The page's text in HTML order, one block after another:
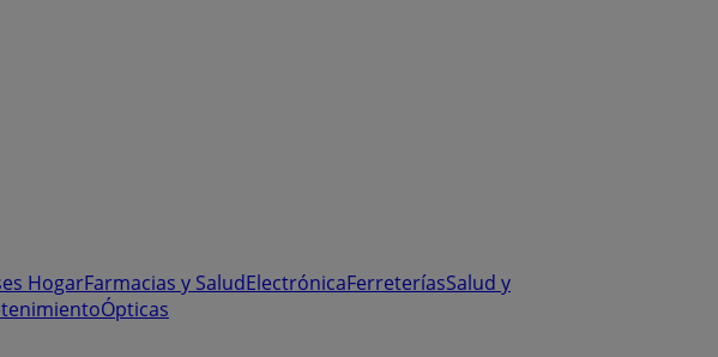
HogarFarmacias y SaludElectrónicaFerreteríasSalud y
Ópticas